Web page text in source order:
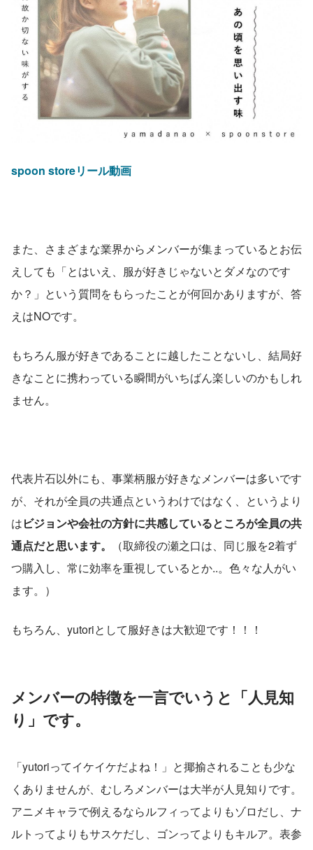
spoon storeリール動画
また、さまざまな業界からメンバーが集まっているとお伝
えしても「とはいえ、服が好きじゃないとダメなのです
か？」という質問をもらったことが何回かありますが、答
えはNOです。
もちろん服が好きであることに越したことないし、結局好
きなことに携わっている瞬間がいちばん楽しいのかもしれ
ません。
代表片石以外にも、事業柄服が好きなメンバーは多いです
が、それが全員の共通点というわけではなく、というより
はビジョンや会社の方針に共感しているところが全員の共
通点だと思います。
（取締役の瀬之口は、同じ服を2着ず
つ購入し、常に効率を重視しているとか..。色々な人がい
ます。）
もちろん、yutoriとして服好きは大歓迎です！！！
メンバーの特徴を一言でいうと「人見知
り」です。
「yutoriってイケイケだよね！」と揶揄されることも少な
くありませんが、むしろメンバーは大半が人見知りです。
アニメキャラで例えるならルフィってよりもゾロだし、ナ
ルトってよりもサスケだし、ゴンってよりもキルア。表参